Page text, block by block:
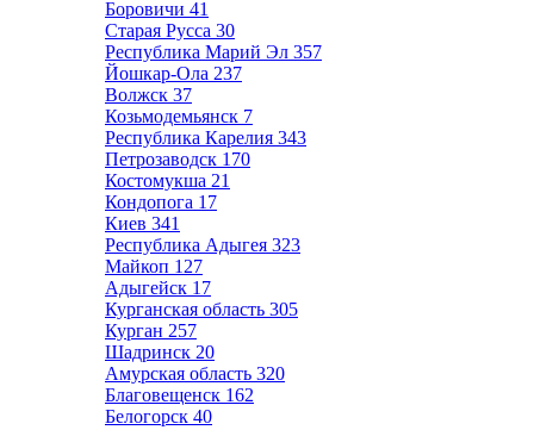
Боровичи 41
Старая Русса 30
Республика Марий Эл 357
Йошкар-Ола 237
Волжск 37
Козьмодемьянск 7
Республика Карелия 343
Петрозаводск 170
Костомукша 21
Кондопога 17
Киев 341
Республика Адыгея 323
Майкоп 127
Адыгейск 17
Курганская область 305
Курган 257
Шадринск 20
Амурская область 320
Благовещенск 162
Белогорск 40